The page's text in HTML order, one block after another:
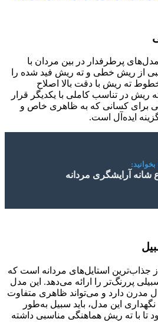
پرطرفدار در بین مردان با
از ریش خطی و ته ریش فید شده را
ته ریش با دقت بالا اصلاح
ریش در تناسب کاملی با یکدیگر قرار
برای کسانی که به ظاهری خاص و
ایده‌آل است.
شانه آرایشگری مردانه
جذاب‌ترین استایل‌های مردانه است که
پررنگ‌تر را ارائه می‌دهد. این مدل
مدرن دارد و می‌تواند ظاهری متفاوت
این مدل، باید سبیل به‌طور
تا با ته ریش هماهنگی مناسبی داشته